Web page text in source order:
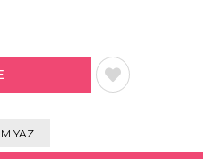
YAZ